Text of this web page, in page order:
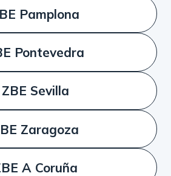
Pamplona
Pontevedra
ZBE Sevilla
Zaragoza
A Coruña